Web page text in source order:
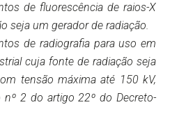
de fluorescência de raios-X
seja um gerador de radiação.
de radiografia para uso em
cuja fonte de radiação seja
tensão máxima até 150 kV,
2 do artigo 22º do Decreto-